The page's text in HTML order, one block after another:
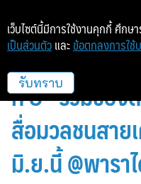
ปักหมุดช้อป! “
ที่ 8” รวมขอ
สื่อมวลชนสาย
มิ.ย.นี้ @พารา
เว็บไซต์นี้มีการใช้งานคุกกี้ ศึกษ
เป็นส่วนตัว และ ข้อตกลงการใช้
รับทราบ